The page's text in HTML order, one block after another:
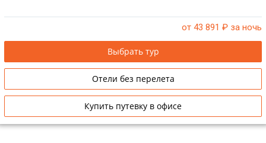
от 43 891 ₽ за ночь
Выбрать тур
Отели без перелета
Купить путевку в офисе